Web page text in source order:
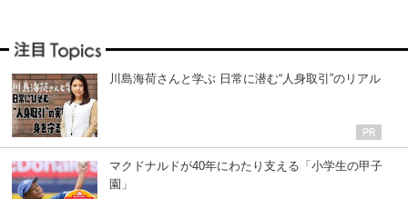
川島海荷さんと学ぶ 日常に潜む“人身取引”のリアル
マクドナルドが40年にわたり支える「小学生の甲子
園」